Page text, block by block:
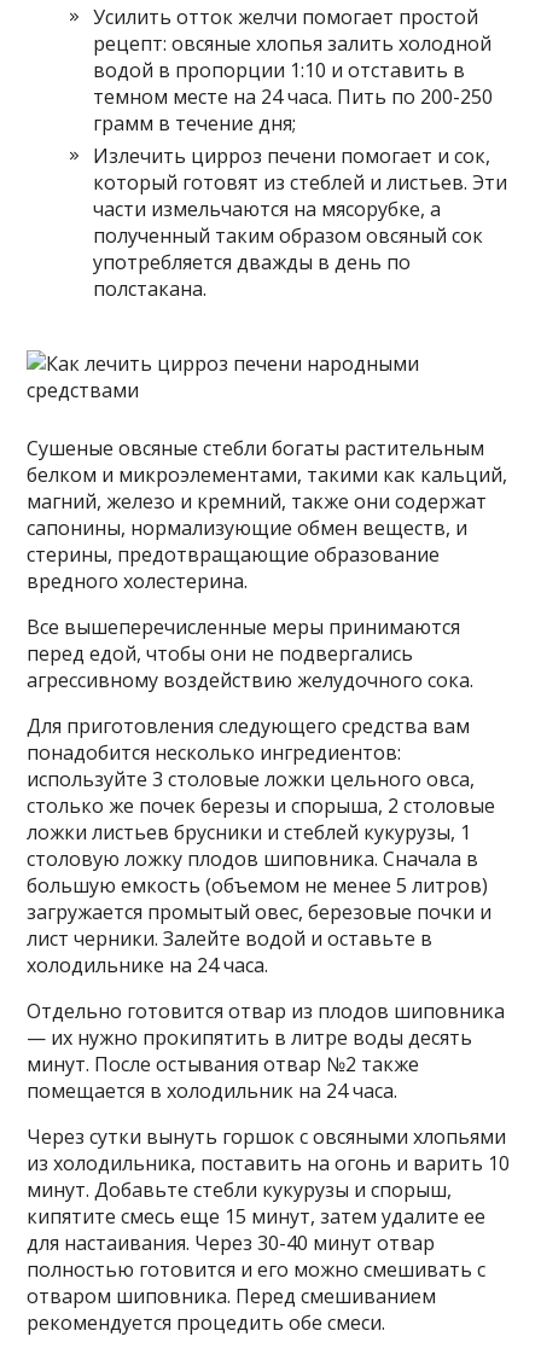
Усилить отток желчи помогает простой
рецепт: овсяные хлопья залить холодной
водой в пропорции 1:10 и отставить в
темном месте на 24 часа. Пить по 200-250
грамм в течение дня;
Излечить цирроз печени помогает и сок,
который готовят из стеблей и листьев. Эти
части измельчаются на мясорубке, а
полученный таким образом овсяный сок
употребляется дважды в день по
полстакана.
Сушеные овсяные стебли богаты растительным
белком и микроэлементами, такими как кальций,
магний, железо и кремний, также они содержат
сапонины, нормализующие обмен веществ, и
стерины, предотвращающие образование
вредного холестерина.
Все вышеперечисленные меры принимаются
перед едой, чтобы они не подвергались
агрессивному воздействию желудочного сока.
Для приготовления следующего средства вам
понадобится несколько ингредиентов:
используйте 3 столовые ложки цельного овса,
столько же почек березы и спорыша, 2 столовые
ложки листьев брусники и стеблей кукурузы, 1
столовую ложку плодов шиповника. Сначала в
большую емкость (объемом не менее 5 литров)
загружается промытый овес, березовые почки и
лист черники. Залейте водой и оставьте в
холодильнике на 24 часа.
Отдельно готовится отвар из плодов шиповника
— их нужно прокипятить в литре воды десять
минут. После остывания отвар №2 также
помещается в холодильник на 24 часа.
Через сутки вынуть горшок с овсяными хлопьями
из холодильника, поставить на огонь и варить 10
минут. Добавьте стебли кукурузы и спорыш,
кипятите смесь еще 15 минут, затем удалите ее
для настаивания. Через 30-40 минут отвар
полностью готовится и его можно смешивать с
отваром шиповника. Перед смешиванием
рекомендуется процедить обе смеси.